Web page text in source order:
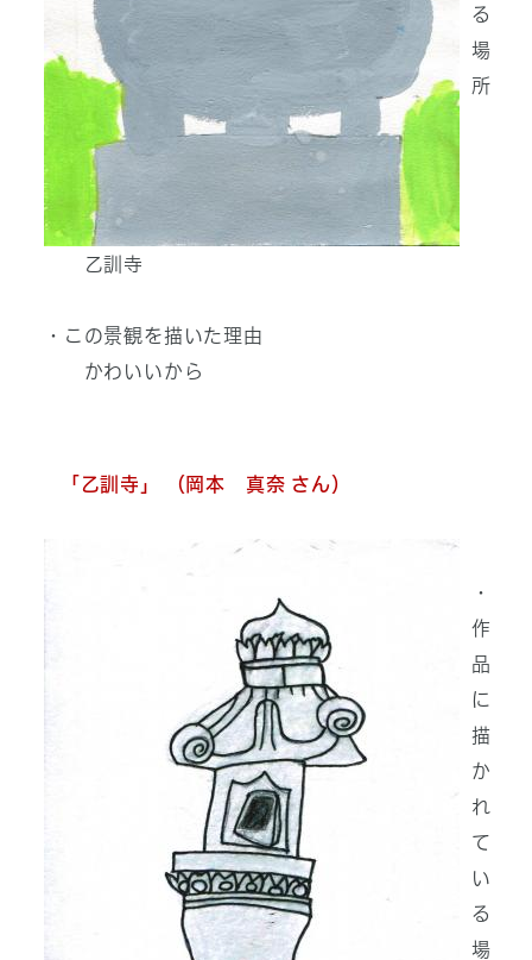
る
場
所
乙訓寺
・この景観を描いた理由
かわいいから
「乙訓寺」 （岡本 真奈 さん）
・
作
品
に
描
か
れ
て
い
る
場